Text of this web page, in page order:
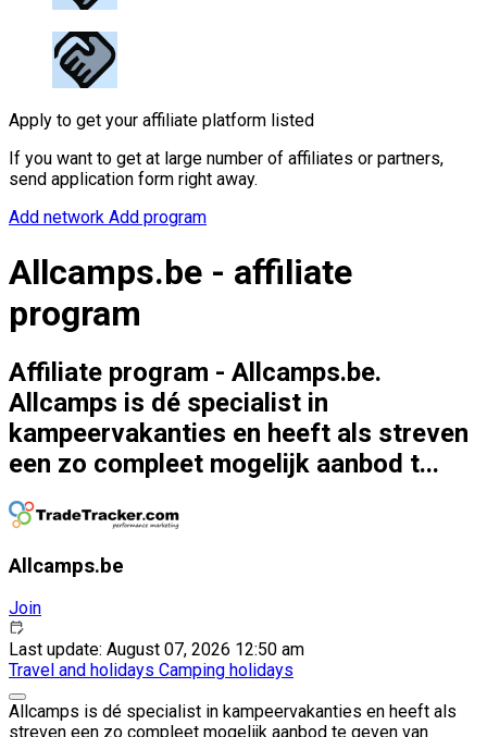
Apply to get your affiliate platform listed
If you want to get at large number of affiliates or partners,
send application form right away.
Add network Add program
Allcamps.be - affiliate
program
Affiliate program - Allcamps.be.
Allcamps is dé specialist in
kampeervakanties en heeft als streven
een zo compleet mogelijk aanbod t...
Allcamps.be
Join
Last update: August 07, 2026 12:50 am
Travel and holidays Camping holidays
Allcamps is dé specialist in kampeervakanties en heeft als
streven een zo compleet mogelijk aanbod te geven van